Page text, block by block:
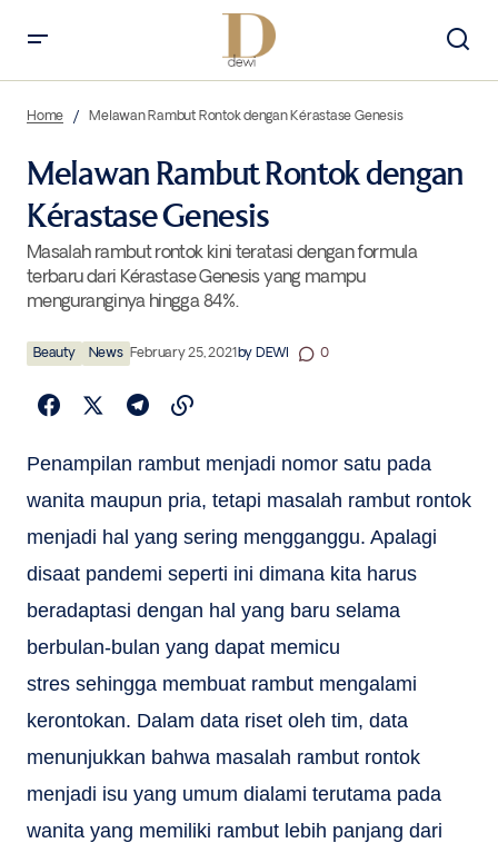
Home Melawan Rambut Rontok dengan Kérastase Genesis
Melawan Rambut Rontok dengan
Kérastase Genesis
Masalah rambut rontok kini teratasi dengan formula
terbaru dari Kérastase Genesis yang mampu
menguranginya hingga 84%.
Beauty News February 25, 2021by DEWI 0
Penampilan rambut menjadi nomor satu pada
wanita maupun pria, tetapi masalah rambut rontok
menjadi hal yang sering mengganggu. Apalagi
disaat pandemi seperti ini dimana kita harus
beradaptasi dengan hal yang baru selama
berbulan-bulan yang dapat memicu
stres sehingga membuat rambut mengalami
kerontokan. Dalam data riset oleh tim, data
menunjukkan bahwa masalah rambut rontok
menjadi isu yang umum dialami terutama pada
wanita yang memiliki rambut lebih panjang dari